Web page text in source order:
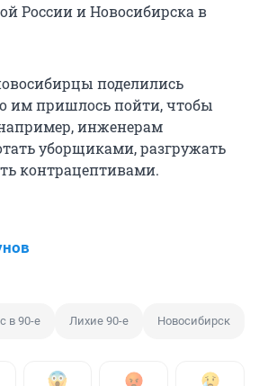
России и Новосибирска в
поделились
им пришлось пойти, чтобы
инженерам
уборщиками, разгружать
контрацептивами.
в 90-е Лихие 90-е Новосибирск